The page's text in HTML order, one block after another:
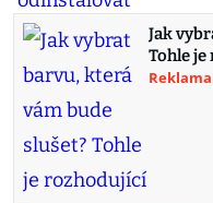
Jak
Tohle
Reklama